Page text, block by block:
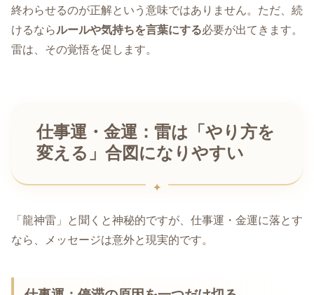
終わらせるのが正解という意味ではありません。ただ、続
けるならルールや気持ちを言葉にする必要が出てきます。
雷は、その覚悟を促します。
仕事運・金運：雷は「やり方を
変える」合図になりやすい
「龍神雷」と聞くと神秘的ですが、仕事運・金運に落とす
なら、メッセージは意外と現実的です。